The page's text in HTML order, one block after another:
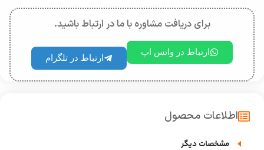
برای دریافت مشاوره با ما در ارتباط باشید.
ارتباط در واتس اپ
ارتباط در تلگرام
اطلاعات محصول
مشخصات دیگر